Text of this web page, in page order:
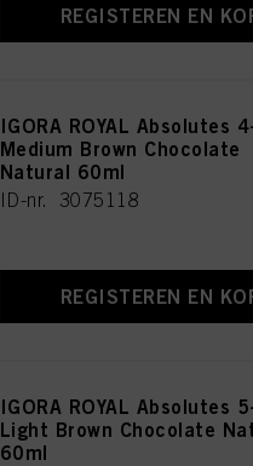
REGISTEREN EN
IGORA ROYAL Absolutes
Medium Brown Chocolate
Natural 60ml
ID-nr. 3075118
REGISTEREN EN
IGORA ROYAL Absolutes
Light Brown Chocolate
60ml